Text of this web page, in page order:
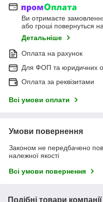
Ви отримаєте
або гроші повернуться
Детальніше
Оплата на рахунок
Для ФОП та юридичних
Оплата за реквізитами
Всі умови оплати
Умови повернення
Законом не передбачено
належної якості
Всі умови повернення
Подібні товари компанії